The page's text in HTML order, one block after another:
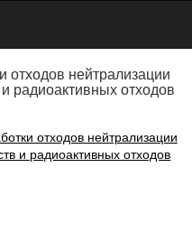
отходов нейтрализации
радиоактивных отходов